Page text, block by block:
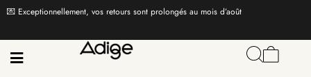
💌 Exceptionnellement, vos retours sont prolongés au mois d’août